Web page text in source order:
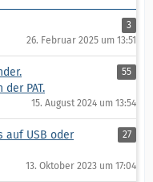
3
26. Februar 2025 um 13:51
PAT.
55
15. August 2024 um 13:54
auf USB oder
27
13. Oktober 2023 um 17:04